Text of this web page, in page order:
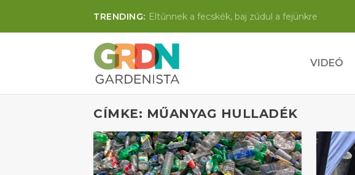
TRENDING: Eltűnnek a fecskék, baj zúdul a fejünkre
VIDEÓ
CÍMKE: MŰANYAG HULLADÉK